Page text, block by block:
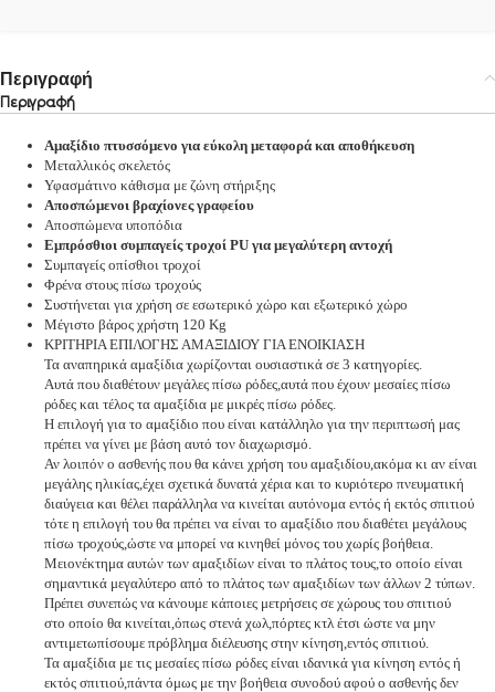
Περιγραφή
Περιγραφή
Αμαξίδιο πτυσσόμενο για εύκολη μεταφορά και αποθήκευση
Μεταλλικός σκελετός
Υφασμάτινο κάθισμα με ζώνη στήριξης
Αποσπώμενοι βραχίονες γραφείου
Αποσπώμενα υποπόδια
Εμπρόσθιοι συμπαγείς τροχοί PU για μεγαλύτερη αντοχή
Συμπαγείς οπίσθιοι τροχοί
Φρένα στους πίσω τροχούς
Συστήνεται για χρήση σε εσωτερικό χώρο και εξωτερικό χώρο
Μέγιστο βάρος χρήστη 120 Kg
ΚΡΙΤΗΡΙΑ ΕΠΙΛΟΓΗΣ ΑΜΑΞΙΔΙΟΥ ΓΙΑ ΕΝΟΙΚΙΑΣΗ
Τα αναπηρικά αμαξίδια χωρίζονται ουσιαστικά σε 3 κατηγορίες.
Αυτά που διαθέτουν μεγάλες πίσω ρόδες,αυτά που έχουν μεσαίες πίσω
ρόδες και τέλος τα αμαξίδια με μικρές πίσω ρόδες.
Η επιλογή για το αμαξίδιο που είναι κατάλληλο για την περιπτωσή μας
πρέπει να γίνει με βάση αυτό τον διαχωρισμό.
Αν λοιπόν ο ασθενής που θα κάνει χρήση του αμαξιδίου,ακόμα κι αν είναι
μεγάλης ηλικίας,έχει σχετικά δυνατά χέρια και το κυριότερο πνευματική
διαύγεια και θέλει παράλληλα να κινείται αυτόνομα εντός ή εκτός σπιτιού
τότε η επιλογή του θα πρέπει να είναι το αμαξίδιο που διαθέτει μεγάλους
πίσω τροχούς,ώστε να μπορεί να κινηθεί μόνος του χωρίς βοήθεια.
Μειονέκτημα αυτών των αμαξιδίων είναι το πλάτος τους,το οποίο είναι
σημαντικά μεγαλύτερο από το πλάτος των αμαξιδίων των άλλων 2 τύπων.
Πρέπει συνεπώς να κάνουμε κάποιες μετρήσεις σε χώρους του σπιτιού
στο οποίο θα κινείται,όπως στενά χωλ,πόρτες κτλ έτσι ώστε να μην
αντιμετωπίσουμε πρόβλημα διέλευσης στην κίνηση,εντός σπιτιού.
Τα αμαξίδια με τις μεσαίες πίσω ρόδες είναι ιδανικά για κίνηση εντός ή
εκτός σπιτιού,πάντα όμως με την βοήθεια συνοδού αφού ο ασθενής δεν